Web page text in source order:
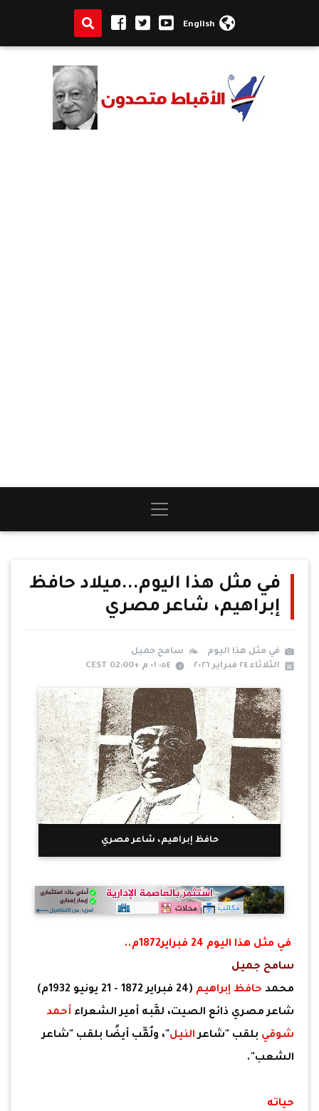
English
في مثل هذا اليوم...ميلاد حافظ
إبراهيم، شاعر مصري
في مثل هذا اليوم
سامح جميل
الثلاثاء ٢٤ فبراير ٢٠٢٦
٥٤: ٠١ م +02:00 CEST
حافظ إبراهيم، شاعر مصري
في مثل هذا اليوم 24 فبراير1872م..
سامح جميل
محمد حافظ إبراهيم
(24 فبراير 1872 - 21 يونيو 1932م)
شاعر مصري ذائع الصيت، لقَّبه أمير الشعراء أحمد
شوقي بلقب "شاعرالنيل"، ولُقِّب أيضًا بلقب "شاعر
الشعب".
حياته